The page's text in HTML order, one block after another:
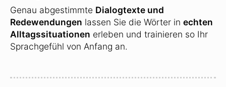
Genau abgestimmte Dialogtexte und
Redewendungen lassen Sie die Wörter in echten
Alltagssituationen erleben und trainieren so Ihr
Sprachgefühl von Anfang an.